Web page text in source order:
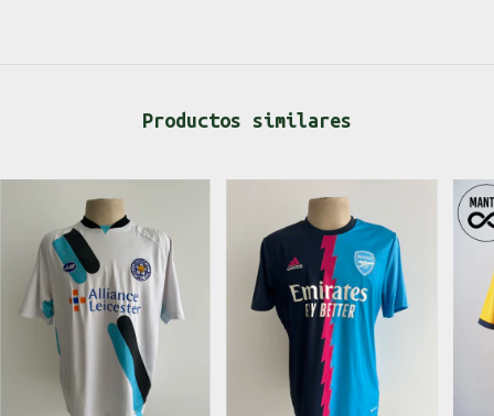
Productos similares